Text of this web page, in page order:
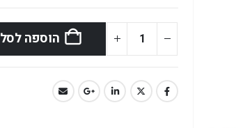
הוספה לסל